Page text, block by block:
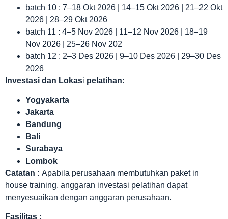
batch 10 : 7–18 Okt 2026 | 14–15 Okt 2026 | 21–22 Okt
2026 | 28–29 Okt 2026
batch 11 : 4–5 Nov 2026 | 11–12 Nov 2026 | 18–19
Nov 2026 | 25–26 Nov 202
batch 12 : 2–3 Des 2026 | 9–10 Des 2026 | 29–30 Des
2026
Investasi dan Lokasi pelatihan:
Yogyakarta
Jakarta
Bandung
Bali
Surabaya
Lombok
Catatan : Apabila perusahaan membutuhkan paket in
house training, anggaran investasi pelatihan dapat
menyesuaikan dengan anggaran perusahaan.
Fasilitas :